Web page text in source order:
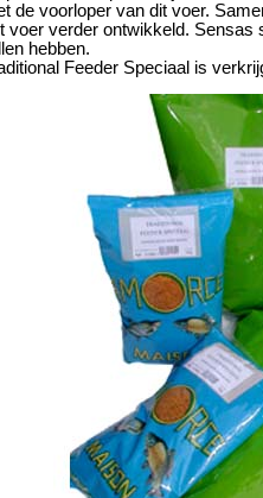
de voorloper van dit voer.
voer verder ontwikkeld. Sensas
hebben.
Feeder Speciaal is